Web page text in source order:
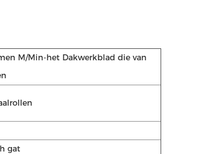
M/Min-het Dakwerkblad die van
gat